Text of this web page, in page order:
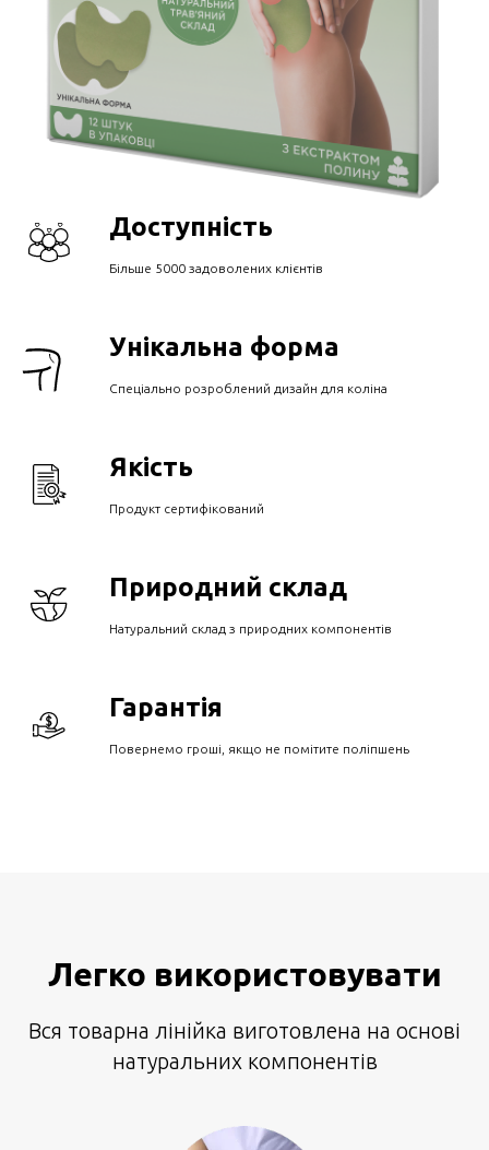
Доступність
Більше 5000 задоволених клієнтів
Унікальна форма
Спеціально розроблений дизайн для коліна
Якість
Продукт сертифікований
Природний склад
Натуральний склад з природних компонентів
Гарантія
Повернемо гроші, якщо не помітите поліпшень
Легко використовувати
Вся товарна лінійка виготовлена на основі
натуральних компонентів